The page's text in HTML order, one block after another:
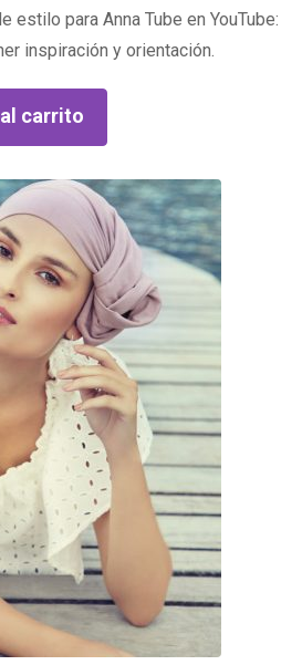
estilo para Anna Tube en YouTube:
inspiración y orientación.
carrito